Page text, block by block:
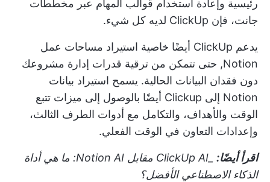
رئيسية وإعادة استخدام قوالب المهام عبر مخططات
جانت، فإن ClickUp لديه كل شيء.
يدعم ClickUp أيضًا خاصية
استيراد مساحات عمل
Notion, حتى تتمكن من ترقية قدرات إدارة مشروعك
دون فقدان البيانات الحالية. يسمح استيراد بيانات
Notion إلى Clickup أيضًا بالوصول إلى ميزات تتبع
الوقت والأهداف، والتكامل مع أدوات الطرف الثالث،
وإعدادات التعاون في الوقت الفعلي.
اقرأ أيضًا:
_ClickUp AI مقابل Notion AI: ما هي أداة
الذكاء الاصطناعي الأفضل؟